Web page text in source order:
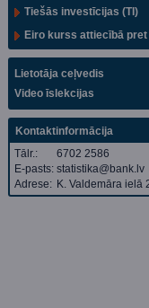
Tiešās investīcijas (TI)
Eiro kurss attiecībā
Lietotāja ceļvedis
Video īslekcijas
Kontaktinformācija
Tālr.:
6702 2586
E-pasts: statistika@bank.lv
Adrese: K. Valdemāra ielā